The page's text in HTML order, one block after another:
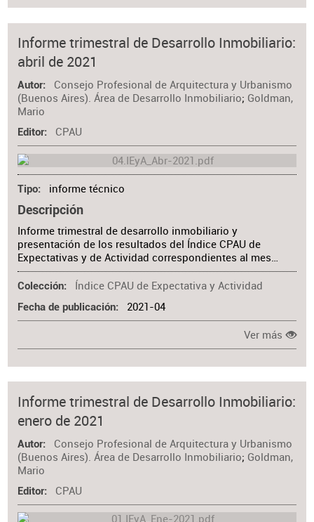
Informe trimestral de Desarrollo Inmobiliario:
abril de 2021
Autor
Consejo Profesional de Arquitectura y Urbanismo
(Buenos Aires). Área de Desarrollo Inmobiliario; Goldman,
Mario
Editor CPAU
Tipo informe técnico
Descripción
Informe trimestral de desarrollo inmobiliario y
presentación de los resultados del Índice CPAU de
Expectativas y de Actividad correspondientes al mes…
Colección Índice CPAU de Expectativa y Actividad
Fecha de publicación 2021-04
Ver más
Informe trimestral de Desarrollo Inmobiliario:
enero de 2021
Autor
Consejo Profesional de Arquitectura y Urbanismo
(Buenos Aires). Área de Desarrollo Inmobiliario; Goldman,
Mario
Editor CPAU